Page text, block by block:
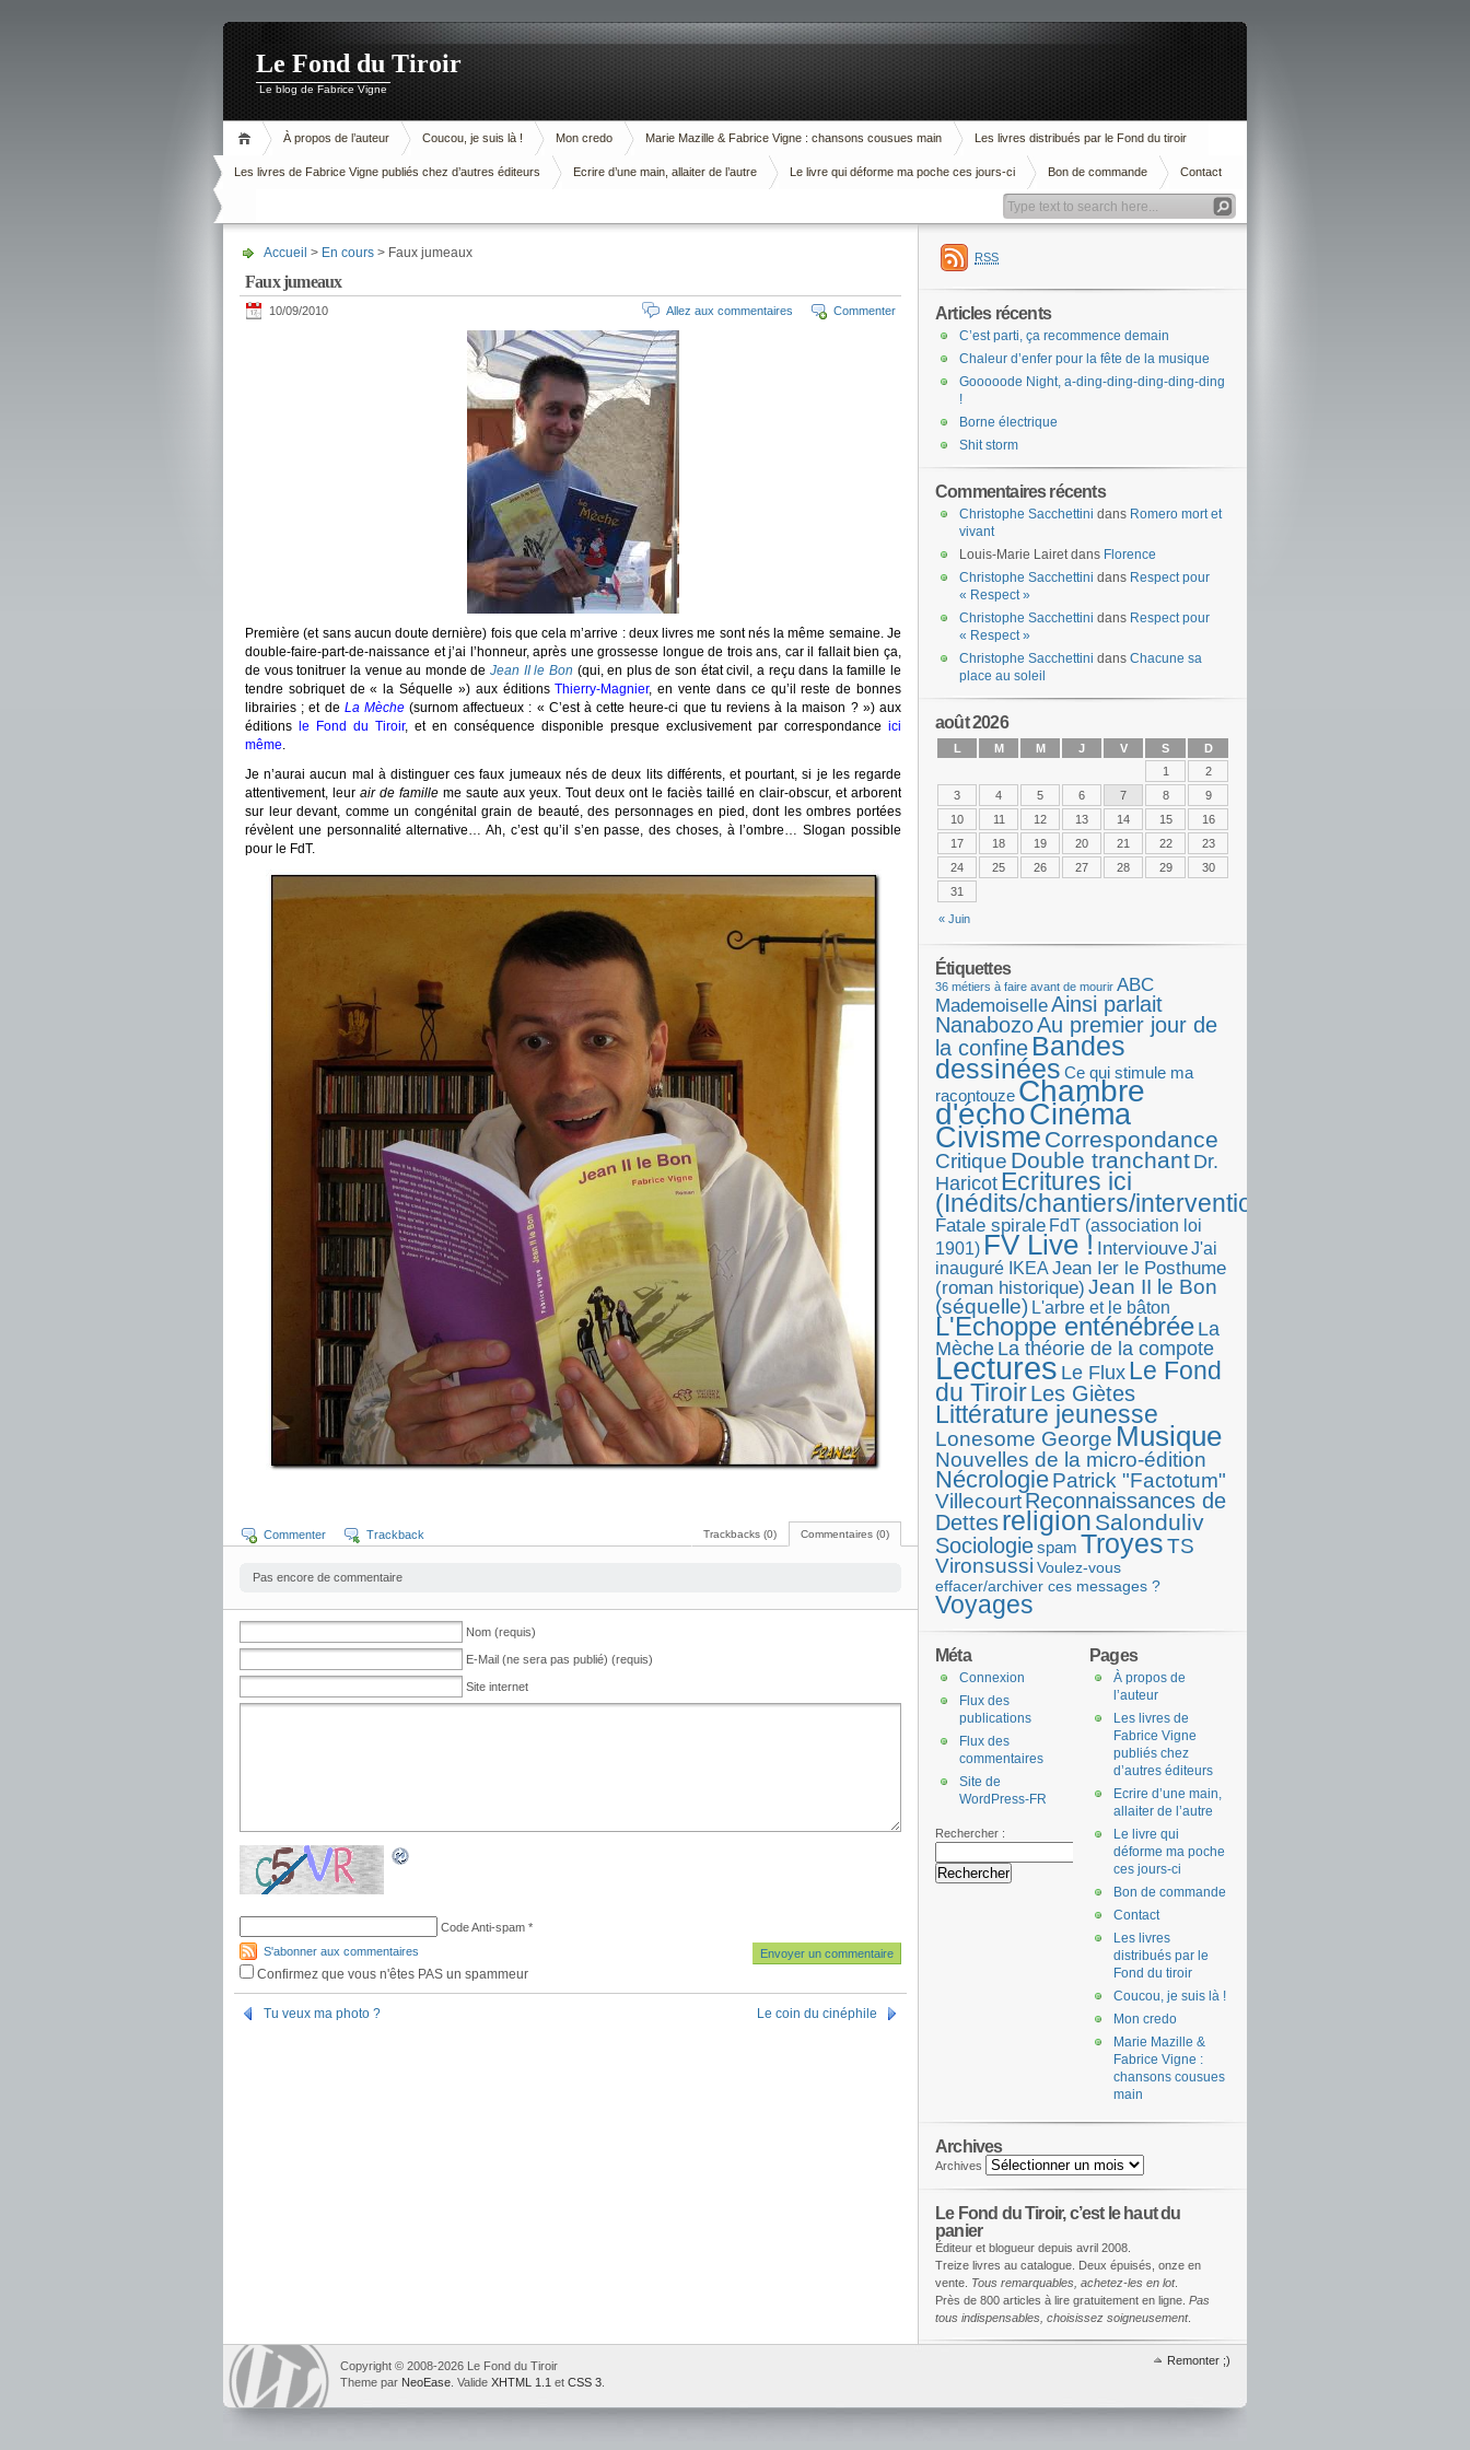
Le Fond du Tiroir
Le blog de Fabrice Vigne
À propos de l’auteur Coucou, je suis là ! Mon credo Marie Mazille & Fabrice Vigne : chansons cousues main Les livres distribués par le Fond du tiroir
Les livres de Fabrice Vigne publiés chez d’autres éditeurs Ecrire d’une main, allaiter de l’autre Le livre qui déforme ma poche ces jours-ci Bon de commande Contact
Accueil > En cours > Faux jumeaux
Faux jumeaux
10/09/2010 Commenter
Allez aux commentaires
Première (et sans aucun doute dernière) fois que cela m’arrive : deux livres me sont nés la même semaine. Je
double-faire-part-de-naissance et j’ai l’honneur, après une grossesse longue de trois ans, car il fallait bien ça,
de vous tonitruer la venue au monde de Jean II le Bon (qui, en plus de son état civil, a reçu dans la famille le
tendre sobriquet de « la Séquelle ») aux éditionsThierry-Magnier, en vente dans ce qu’il reste de bonnes
librairies ; et de La Mèche(surnom affectueux : « C’est à cette heure-ci que tu reviens à la maison ? ») aux
éditions
le Fond du Tiroir, et en conséquence disponible presque exclusivement par correspondance ici
même.
Je n’aurai aucun mal à distinguer ces faux jumeaux nés de deux lits différents, et pourtant, si je les regarde
attentivement, leur air de famille me saute aux yeux. Tout deux ont le faciès taillé en clair-obscur, et arborent
sur leur devant, comme un congénital grain de beauté, des personnages en pied, dont les ombres portées
révèlent une personnalité alternative… Ah, c’est qu’il s’en passe, des choses, à l’ombre… Slogan possible
pour le FdT.
Commentaires (0)
Trackbacks (0)
Commenter Trackback
Pas encore de commentaire
Nom (requis)
E-Mail (ne sera pas publié) (requis)
Site internet
Code Anti-spam *
S'abonner aux commentaires
Confirmez que vous n'êtes PAS un spammeur
Tu veux ma photo ? Le coin du cinéphile
RSS
Articles récents
C’est parti, ça recommence demain
Chaleur d’enfer pour la fête de la musique
Gooooode Night, a-ding-ding-ding-ding-ding
!
Borne électrique
Shit storm
Commentaires récents
Christophe Sacchettini dans Romero mort et
vivant
Louis-Marie Lairetdans Florence
Christophe Sacchettini dans Respect pour
« Respect »
Christophe Sacchettini dans Respect pour
« Respect »
Christophe Sacchettini dans Chacune sa
place au soleil
août 2026
L M M J V S D
« Juin
1
2
3
4 5 6 7 8
9
10
11 12 13 14 15
16
17
18 19 20 21 22
23
24
25 26 27 28 29
30
31
Étiquettes
36 métiers à faire avant de mourir ABC
MademoiselleAinsi parlait
NanabozoAu premier jour de
la confine Bandes
dessinées Ce qui stimule ma
racontouze Chambre
d'échoCinéma
Civisme Correspondance
Critique Double tranchant Dr.
Haricot Ecritures ici
(Inédits/chantiers/interventions)
Fatale spirale FdT (association loi
1901) FV Live ! InterviouveJ'ai
inauguré IKEA Jean Ier le Posthume
(roman historique) Jean II le Bon
(séquelle) L'arbre et le bâton
L'Echoppe enténébrée La
Mèche La théorie de la compote
LecturesLe FluxLe Fond
du TiroirLes Giètes
Littérature jeunesse
Lonesome George Musique
Nouvelles de la micro-édition
NécrologiePatrick "Factotum"
VillecourtReconnaissances de
Dettesreligion Salonduliv
Sociologiespam TroyesTS
Vironsussi Voulez-vous
effacer/archiver ces messages ?
Voyages
Pages
À propos de
l’auteur
Les livres de
Fabrice Vigne
publiés chez
d’autres éditeurs
Ecrire d’une main,
allaiter de l’autre
Le livre qui
déforme ma poche
ces jours-ci
Bon de commande
Contact
Les livres
distribués par le
Fond du tiroir
Coucou, je suis là !
Mon credo
Marie Mazille &
Fabrice Vigne :
chansons cousues
main
Méta
Connexion
Flux des
publications
Flux des
commentaires
Site de
WordPress-FR
Rechercher :
Archives
Archives
Le Fond du Tiroir, c’est le haut du
panier
Éditeur et blogueur depuis avril 2008.
Treize livres au catalogue. Deux épuisés, onze en
vente. Tous remarquables, achetez-les en lot.
Près de 800 articles à lire gratuitement en ligne. Pas
tous indispensables, choisissez soigneusement.
Remonter ;)
Copyright © 2008-2026 Le Fond du Tiroir
Theme par NeoEase . Valide XHTML 1.1 et CSS 3